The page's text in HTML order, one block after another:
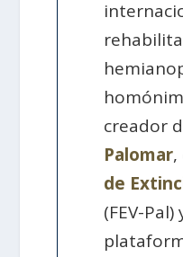
creador
Palomar,
de
(FEV-